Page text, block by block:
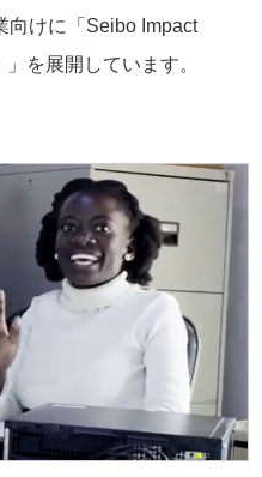
向けに「Seibo Impact
を展開しています。